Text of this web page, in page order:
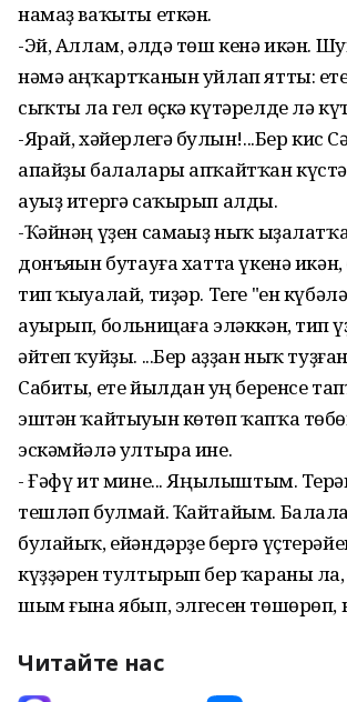
намаҙ ваҡыты еткән.
-Эй, Аллам, әлдә төш кенә икән.
нәмә аңҡартҡанын уйлап ятты:
сыҡты ла гел өҫкә күтәрелде лә
-Ярай, хәйерлегә булһын!...Бер кис
апайҙы балалары апҡайтҡан
ауыҙ итергә саҡырып алды.
-Ҡәйнәң үҙен самаһыҙ ныҡ
донъяһын бутауға хатта үкенә
тип ҡыуалай, тиҙәр. Теге "ен
ауырып, больницаға эләккән, тип
әйтеп ҡуйҙы. ...Бер аҙҙан ныҡ
Сабиты, ете йылдан һуң беренсе
эштән ҡайтыуын көтөп ҡапҡа
эскәмйәлә ултыра ине.
- Ғәфү ит мине... Яңылыштым.
тешләп булмай. Ҡайтайым.
булайыҡ, ейәндәрҙе бергә
күҙҙәрен тултырып бер ҡараны
шым ғына ябып, элгесен төшөрөп,
Читайте нас